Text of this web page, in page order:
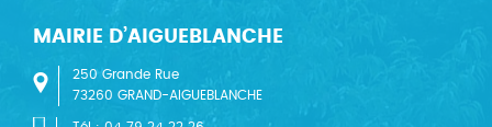
MAIRIE D’AIGUEBLANCHE
250 Grande Rue
73260 GRAND-AIGUEBLANCHE